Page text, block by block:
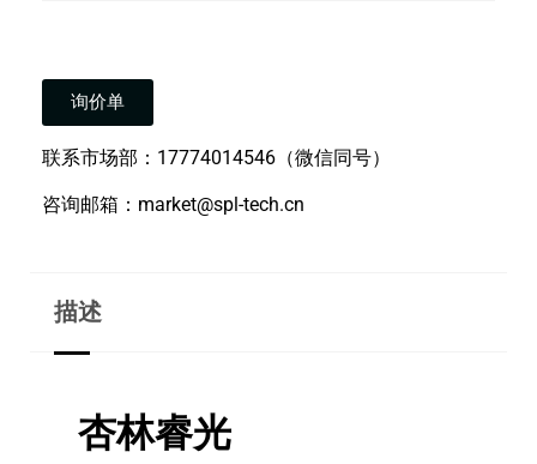
询价单
联系市场部：17774014546（微信同号）
咨询邮箱：market@spl-tech.cn
描述
杏林睿光